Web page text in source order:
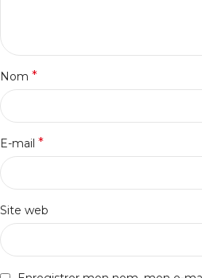
Nom *
E-mail *
Site web